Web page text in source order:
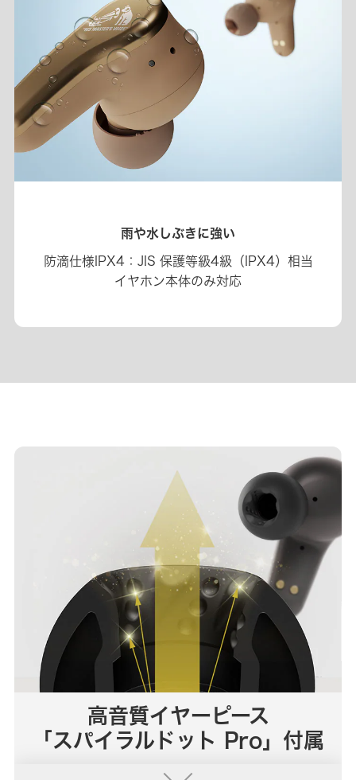
雨や水しぶきに強い
防滴仕様IPX4：JIS 保護等級4級（IPX4）相当
イヤホン本体のみ対応
高音質イヤーピース
「スパイラルドット Pro」付属